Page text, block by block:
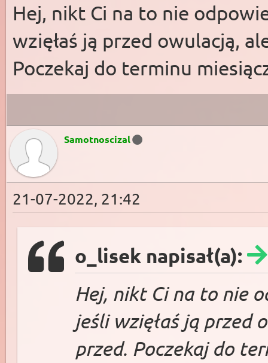
Hej, nikt Ci na to nie
wzięłaś ją przed owulacją,
Poczekaj do terminu
Samotnoscizal
21-07-2022, 21:42
o_lisek napisał(a):
Hej, nikt Ci na to nie
jeśli wzięłaś ją przed
przed. Poczekaj do